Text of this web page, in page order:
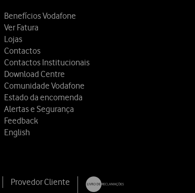
Benefícios Vodafone
Ver Fatura
Lojas
Contactos
Contactos Institucionais
Download Centre
Comunidade Vodafone
Estado da encomenda
Alertas e Segurança
Feedback
English
Provedor Cliente